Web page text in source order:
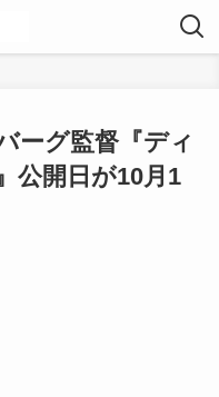
ーグ監督『ディ
公開日が10月1